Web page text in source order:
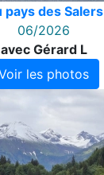
pays des Salers
06/2026
avec Gérard L
les photos